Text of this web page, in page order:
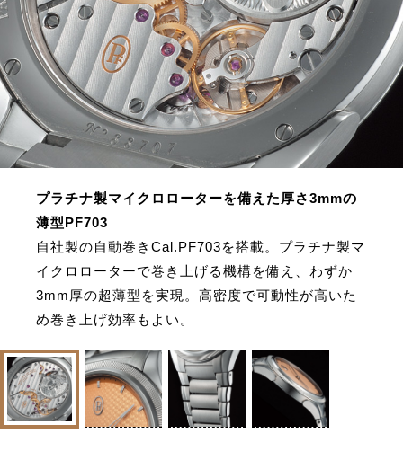
プラチナ製マイクロローターを備えた厚さ3mmの
薄型PF703
自社製の自動巻きCal.PF703を搭載。プラチナ製マ
イクロローターで巻き上げる機構を備え、わずか
3mm厚の超薄型を実現。高密度で可動性が高いた
め巻き上げ効率もよい。